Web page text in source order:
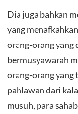
Dia juga bahkan
yang
orang-orang yang
bermusyawarah
orang-orang yang
pahlawan dari
musuh, para